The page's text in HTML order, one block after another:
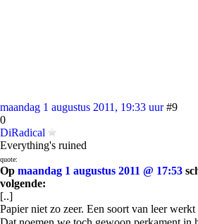
maandag 1 augustus 2011, 19:33 uur #9
0
DiRadical
Everything's ruined
quote:
Op maandag 1 augustus 2011 @ 17:53
volgende:
[..]
Papier niet zo zeer. Een soort van leer